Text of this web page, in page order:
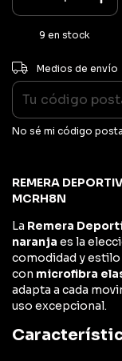
9 en stock
Entregas para el CP:
Medios de envío
No sé mi código
REMERA
MCRH8N
La Remera
naranja es la
comodidad y
con microfibra
adapta a cada
uso excepcional.